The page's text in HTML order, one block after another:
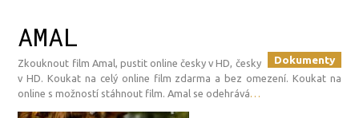
AMAL
Dokumenty
Zkouknout film Amal, pustit online česky v HD, česky
v HD. Koukat na celý online film zdarma a bez omezení. Koukat na
online s možností stáhnout film. Amal se odehrává